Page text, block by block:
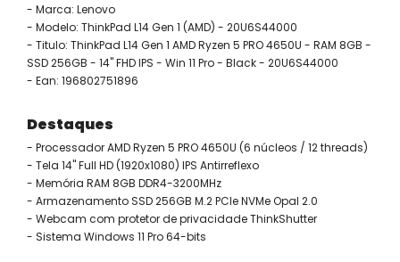
- Marca: Lenovo
- Modelo: ThinkPad L14 Gen 1 (AMD) - 20U6S44000
- Titulo: ThinkPad L14 Gen 1 AMD Ryzen 5 PRO 4650U - RAM 8GB -
SSD 256GB - 14" FHD IPS - Win 11 Pro - Black - 20U6S44000
- Ean: 196802751896
Destaques
- Processador AMD Ryzen 5 PRO 4650U (6 núcleos / 12 threads)
- Tela 14" Full HD (1920x1080) IPS Antirreflexo
- Memória RAM 8GB DDR4-3200MHz
- Armazenamento SSD 256GB M.2 PCIe NVMe Opal 2.0
- Webcam com protetor de privacidade ThinkShutter
- Sistema Windows 11 Pro 64-bits